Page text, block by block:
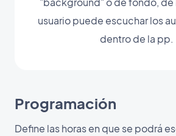
usuario puede escuchar los
dentro de la pp.
Programación
Define las horas en que se podrá